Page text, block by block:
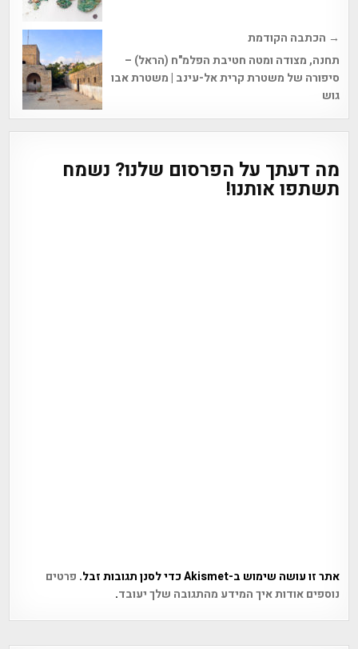
→ הכתבה הקודמת
תחנה, מצודה ומטה חטיבת הפלמ"ח (הראל) –
סיפורה של משטרת קרית אל-עינב | משטרת אבו
גוש
מה דעתך על הפרסום שלנו? נשמח
תשתפו אותנו!
אתר זו עושה שימוש ב-Akismet כדי לסנן תגובות זבל.
פרטים
נוספים אודות איך המידע מהתגובה שלך יעובד.